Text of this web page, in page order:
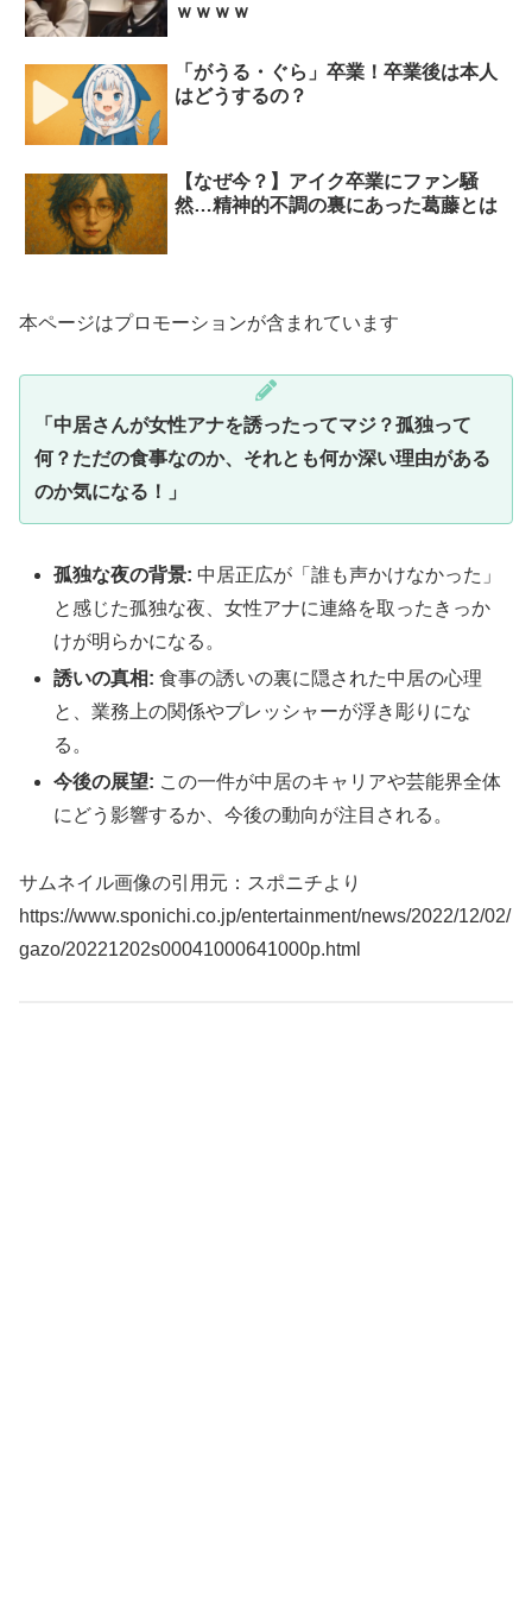
ｗｗｗｗ
「がうる・ぐら」卒業！卒業後は本人
はどうするの？
【なぜ今？】アイク卒業にファン騒
然…精神的不調の裏にあった葛藤とは
本ページはプロモーションが含まれています
「中居さんが女性アナを誘ったってマジ？孤独って
何？ただの食事なのか、それとも何か深い理由がある
のか気になる！」
孤独な夜の背景: 中居正広が「誰も声かけなかった」
と感じた孤独な夜、女性アナに連絡を取ったきっか
けが明らかになる。
誘いの真相: 食事の誘いの裏に隠された中居の心理
と、業務上の関係やプレッシャーが浮き彫りにな
る。
今後の展望: この一件が中居のキャリアや芸能界全体
にどう影響するか、今後の動向が注目される。
サムネイル画像の引用元：スポニチより
https://www.sponichi.co.jp/entertainment/news/2022/12/02/
gazo/20221202s00041000641000p.html